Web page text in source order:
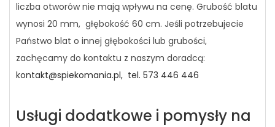
liczba otworów nie mają wpływu na cenę. Grubość blatu
wynosi 20 mm, głębokość 60 cm. Jeśli potrzebujecie
Państwo blat o innej głębokości lub grubości,
zachęcamy do kontaktu z naszym doradcą:
kontakt@spiekomania.pl, tel. 573 446 446
Usługi dodatkowe i pomysły na